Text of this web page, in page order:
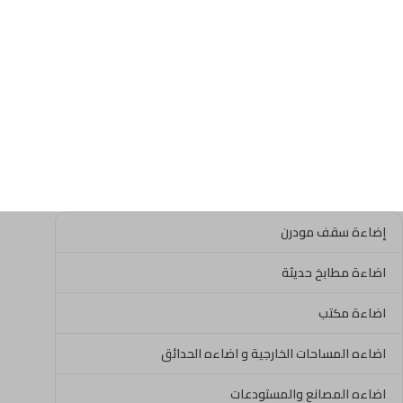
إضاءة سقف مودرن
اضاءة مطابخ حديثة
اضاءة مكتب
اضاءه المساحات الخارجية و اضاءه الحدائق
اضاءه المصانع والمستودعات